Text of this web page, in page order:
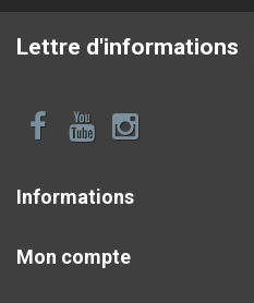
Lettre d'informations
Informations
Mon compte